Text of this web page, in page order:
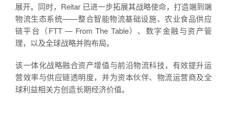
展开。同时，Reitar 已进一步拓展其战略使命，打造端到端
物流生态系统——整合智能物流基础设施、农业食品供应
链平台（FTT — From The Table）、数字金融与资产管
理，以及全球战略并购布局。
该一体化战略融合资产增值与前沿物流科技，有效提升运
营效率与供应链透明度，并为资本伙伴、物流运营商及全
球利益相关方创造长期经济价值。